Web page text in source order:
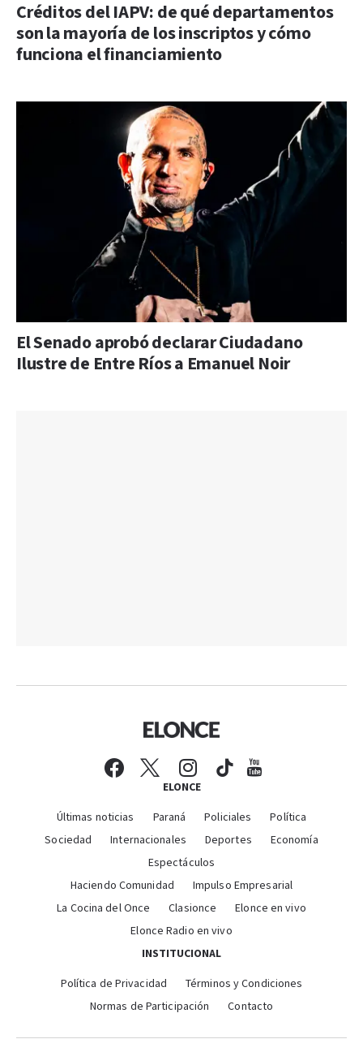
Créditos del IAPV: de qué departamentos
son la mayoría de los inscriptos y cómo
funciona el financiamiento
El Senado aprobó declarar Ciudadano
Ilustre de Entre Ríos a Emanuel Noir
ELONCE
Últimas noticias Paraná Policiales
Política
Sociedad
Internacionales Deportes
Economía
Espectáculos
Haciendo Comunidad
Impulso Empresarial
La Cocina del Once
Clasionce
Elonce en vivo
Elonce Radio en vivo
INSTITUCIONAL
Política de Privacidad
Términos y Condiciones
Normas de Participación
Contacto